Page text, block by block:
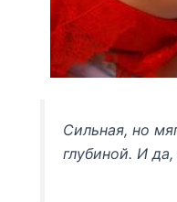
Сильная, но
глубиной. И